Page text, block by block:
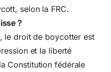
selon la FRC.
?
le droit de boycotter est
et la liberté
Constitution fédérale